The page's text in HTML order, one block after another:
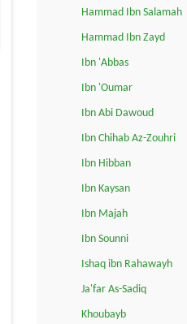
Hammad Ibn Salamah
Hammad Ibn Zayd
Ibn 'Abbas
Ibn 'Oumar
Ibn Abi Dawoud
Ibn Chihab Az-Zouhri
Ibn Hibban
Ibn Kaysan
Ibn Majah
Ibn Sounni
Ishaq ibn Rahawayh
Ja'far As-Sadiq
Khoubayb